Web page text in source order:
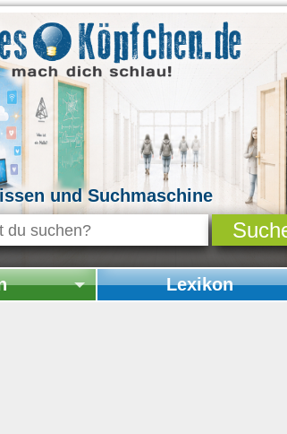
und Suchmaschine
Lexikon